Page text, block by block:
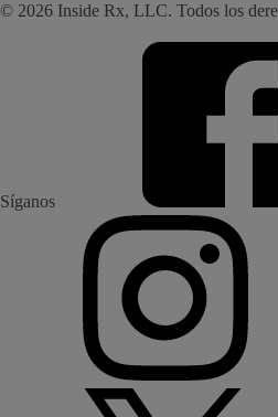
© 2026 Inside Rx, LLC. Todos los
Síganos